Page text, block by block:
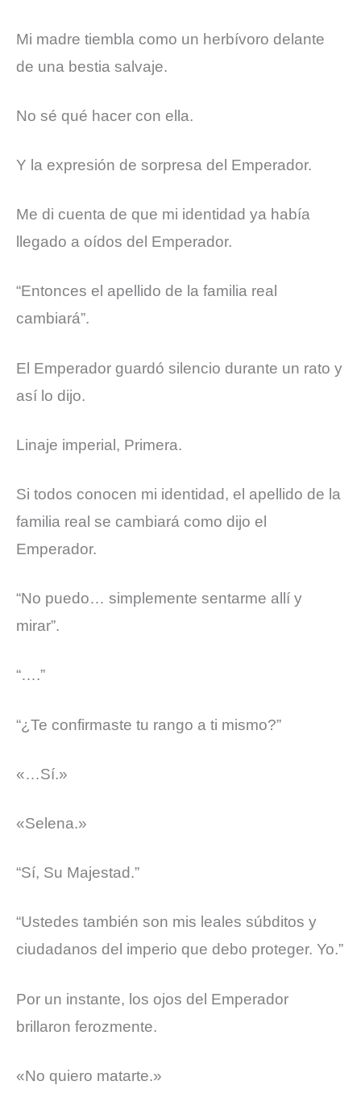
Mi madre tiembla como un herbívoro delante
de una bestia salvaje.
No sé qué hacer con ella.
Y la expresión de sorpresa del Emperador.
Me di cuenta de que mi identidad ya había
llegado a oídos del Emperador.
“Entonces el apellido de la familia real
cambiará”.
El Emperador guardó silencio durante un rato y
así lo dijo.
Linaje imperial, Primera.
Si todos conocen mi identidad, el apellido de la
familia real se cambiará como dijo el
Emperador.
“No puedo… simplemente sentarme allí y
mirar”.
“….”
“¿Te confirmaste tu rango a ti mismo?”
«…Sí.»
«Selena.»
“Sí, Su Majestad.”
“Ustedes también son mis leales súbditos y
ciudadanos del imperio que debo proteger. Yo.”
Por un instante, los ojos del Emperador
brillaron ferozmente.
«No quiero matarte.»